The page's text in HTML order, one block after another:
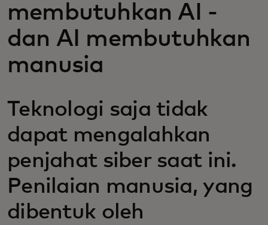
membutuhkan AI -
dan AI membutuhkan
manusia
Teknologi saja tidak
dapat mengalahkan
penjahat siber saat ini.
Penilaian manusia, yang
dibentuk oleh